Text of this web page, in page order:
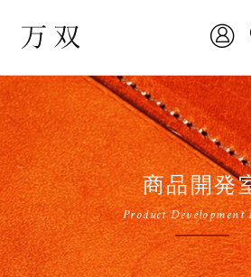
商品開発
Product Development